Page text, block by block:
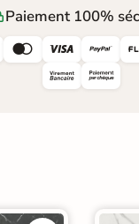
Paiement 100%
  